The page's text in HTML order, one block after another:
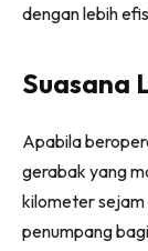
dengan lebih
Suasana
Apabila
gerabak yang
kilometer sejam
penumpang